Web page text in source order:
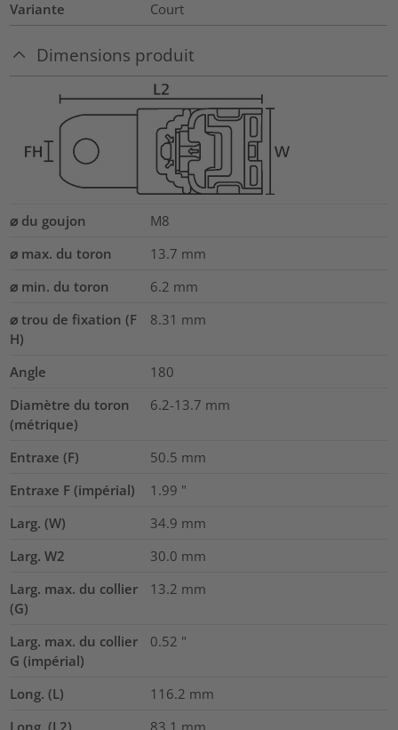
Variante Court
Dimensions produit
⌀ du goujon
M8
⌀ max. du toron
13.7 mm
⌀ min. du toron
6.2 mm
⌀ trou de fixation (F
H)
8.31 mm
Angle
180
Diamètre du toron
(métrique)
6.2-13.7 mm
Entraxe (F) 50.5 mm
Entraxe F (impérial)
1.99 "
Larg. (W)
34.9 mm
Larg. W2
30.0 mm
Larg. max. du collier
(G)
13.2 mm
Larg. max. du collier
G (impérial)
0.52 "
Long. (L) 116.2 mm
Long. (L2)
83.1 mm